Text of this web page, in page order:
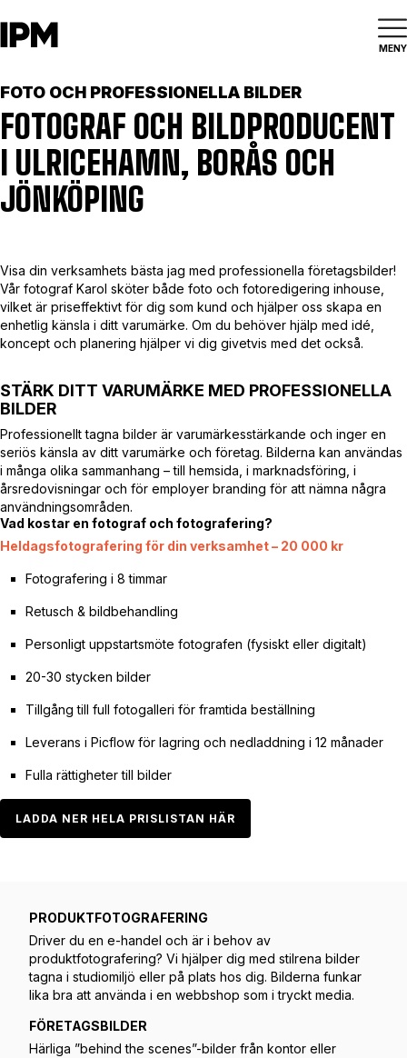
MENY
FOTO OCH PROFESSIONELLA BILDER
FOTOGRAF OCH BILDPRODUCENT
I ULRICEHAMN, BORÅS OCH
JÖNKÖPING
Visa din verksamhets bästa jag med professionella företagsbilder!
Vår fotograf Karol sköter både foto och fotoredigering inhouse,
vilket är priseffektivt för dig som kund och hjälper oss skapa en
enhetlig känsla i ditt varumärke. Om du behöver hjälp med idé,
koncept och planering hjälper vi dig givetvis med det också.
STÄRK DITT VARUMÄRKE MED PROFESSIONELLA
BILDER
Professionellt tagna bilder är varumärkesstärkande och inger en
seriös känsla av ditt varumärke och företag. Bilderna kan användas
i många olika sammanhang – till hemsida, i marknadsföring, i
årsredovisningar och för employer branding för att nämna några
användningsområden.
Vad kostar en fotograf och fotografering?
Heldagsfotografering för din verksamhet – 20 000 kr
Fotografering i 8 timmar
Retusch & bildbehandling
Personligt uppstartsmöte fotografen (fysiskt eller digitalt)
20-30 stycken bilder
Tillgång till full fotogalleri för framtida beställning
Leverans i Picflow för lagring och nedladdning i 12 månader
Fulla rättigheter till bilder
LADDA NER HELA PRISLISTAN HÄR
PRODUKTFOTOGRAFERING
Driver du en e-handel och är i behov av
produktfotografering? Vi hjälper dig med stilrena bilder
tagna i studiomiljö eller på plats hos dig. Bilderna funkar
lika bra att använda i en webbshop som i tryckt media.
FÖRETAGSBILDER
Härliga ”behind the scenes”-bilder från kontor eller